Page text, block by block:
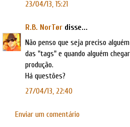
23/04/13, 15:21
R.B. NorTør disse...
Não penso que seja preciso
das "tags" e quando alguém
produção.
Há questões?
27/04/13, 22:40
Enviar um comentário